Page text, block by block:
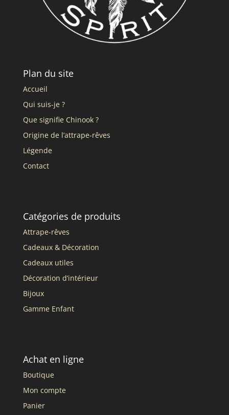
Plan du site
Accueil
Qui suis-je ?
Que signifie Chinook ?
Origine de l’attrape-rêves
Légende
Contact
Catégories de produits
Attrape-rêves
Cadeaux & Décoration
Cadeaux utiles
Décoration d’intérieur
Bijoux
Gamme Enfant
Achat en ligne
Boutique
Mon compte
Panier